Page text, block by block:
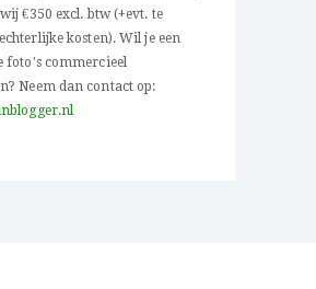
€350 excl. btw (+evt. te
kosten). Wil je een
foto's commercieel
Neem dan contact op: